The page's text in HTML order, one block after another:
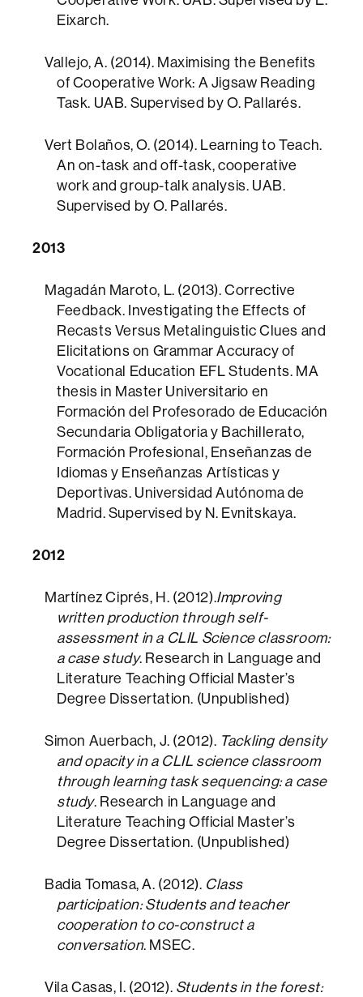
Eixarch.
Vallejo, A. (2014). Maximising the Benefits
of Cooperative Work: A Jigsaw Reading
Task. UAB. Supervised by O. Pallarés.
Vert Bolaños, O. (2014). Learning to Teach.
An on-task and off-task, cooperative
work and group-talk analysis. UAB.
Supervised by O. Pallarés.
2013
Magadán Maroto, L. (2013). Corrective
Feedback. Investigating the Effects of
Recasts Versus Metalinguistic Clues and
Elicitations on Grammar Accuracy of
Vocational Education EFL Students. MA
thesis in Master Universitario en
Formación del Profesorado de Educación
Secundaria Obligatoria y Bachillerato,
Formación Profesional, Enseñanzas de
Idiomas y Enseñanzas Artísticas y
Deportivas. Universidad Autónoma de
Madrid. Supervised by N. Evnitskaya.
2012
Martínez Ciprés, H. (2012).Improving
written production through self-
assessment in a CLIL Science classroom:
a case study. Research in Language and
Literature Teaching Official Master’s
Degree Dissertation. (Unpublished)
Simon Auerbach, J. (2012). Tackling density
and opacity in a CLIL science classroom
through learning task sequencing: a case
study. Research in Language and
Literature Teaching Official Master’s
Degree Dissertation. (Unpublished)
Badia Tomasa, A. (2012). Class
participation: Students and teacher
cooperation to co-construct a
conversation. MSEC.
Vila Casas, I. (2012). Students in the forest: